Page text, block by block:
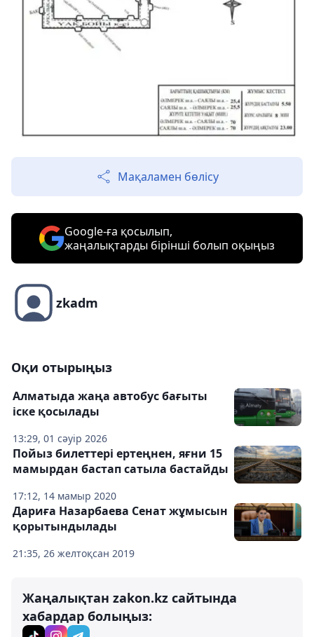
Мақаламен бөлісу
Google-ға қосылып,
жаңалықтарды бірінші болып оқыңыз
zkadm
Оқи отырыңыз
13:29, 01 сәуір 2026
Алматыда жаңа автобус бағыты
іске қосылады
17:12, 14 мамыр 2020
Пойыз билеттері ертеңнен, яғни 15
мамырдан бастап сатыла бастайды
21:35, 26 желтоқсан 2019
Дариға Назарбаева Сенат жұмысын
қорытындылады
Жаңалықтан zakon.kz сайтында
хабардар болыңыз: